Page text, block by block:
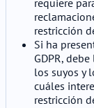
requiere
restricción
Si ha
GDPR,
los suyos y
cuáles
restricción